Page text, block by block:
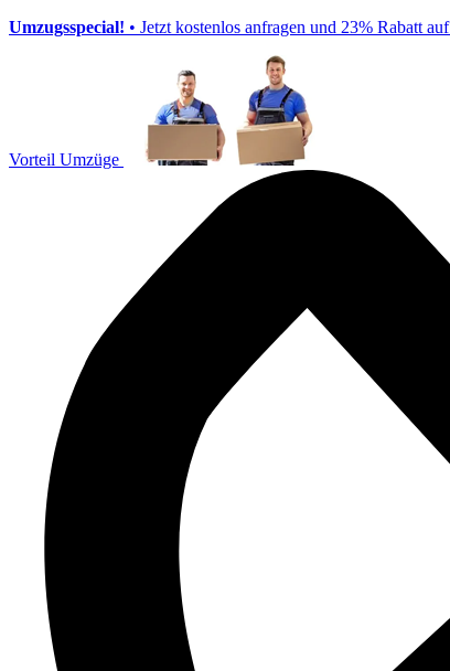
Umzugsspecial! • Jetzt kostenlos anfragen und 23% Rabatt
Vorteil Umzüge